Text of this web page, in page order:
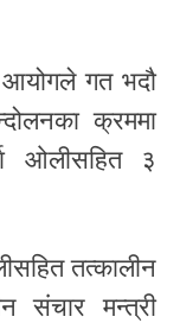
आयोगले गत भदौ
क्रममा
ओलीसहित ३
तत्कालीन
संचार मन्त्री